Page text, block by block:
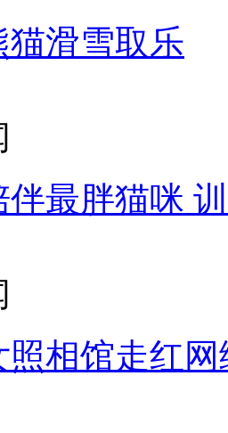
猫滑雪取乐
伴最胖猫咪
照相馆走红网